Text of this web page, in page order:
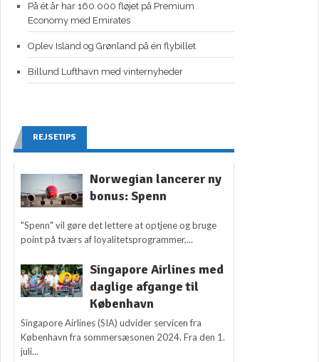
På ét år har 160.000 fløjet på Premium
Economy med Emirates
Oplev Island og Grønland på én flybillet
Billund Lufthavn med vinternyheder
REJSETIPS
Norwegian lancerer ny
bonus: Spenn
"Spenn" vil gøre det lettere at optjene og bruge
point på tværs af loyalitetsprogrammer,...
Singapore Airlines med
daglige afgange til
København
Singapore Airlines (SIA) udvider servicen fra
København fra sommersæsonen 2024. Fra den 1.
juli...